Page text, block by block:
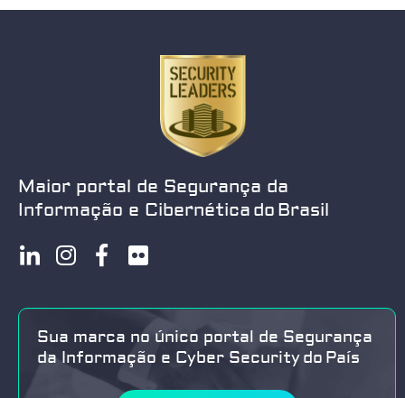
Maior portal de Segurança da
Informação e Cibernética do Brasil
Sua marca no único portal de Segurança
da Informação e Cyber Security do País